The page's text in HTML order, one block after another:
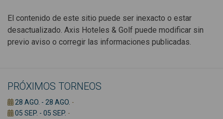
El contenido de este sitio puede ser inexacto o estar
desactualizado. Axis Hoteles & Golf puede modificar sin
previo aviso o corregir las informaciones publicadas.
PRÓXIMOS TORNEOS
28 AGO. - 28 AGO. -
05 SEP. - 05 SEP. -